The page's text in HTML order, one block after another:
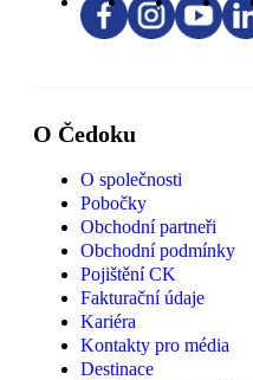
O Čedoku
O společnosti
Pobočky
Obchodní partneři
Obchodní podmínky
Pojištění CK
Fakturační údaje
Kariéra
Kontakty pro média
Destinace